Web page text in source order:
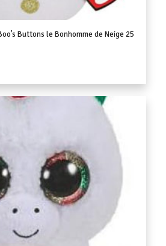
Buttons le Bonhomme de Neige 25